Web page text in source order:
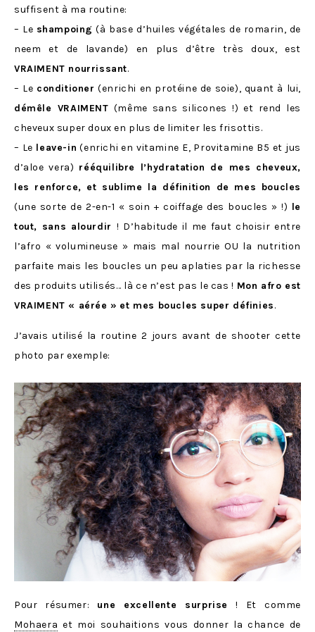
suffisent à ma routine:
– Le shampoing (à base d’huiles végétales de romarin, de
neem et de lavande) en plus d’être très doux, est
VRAIMENT nourrissant.
– Le conditioner (enrichi en protéine de soie), quant à lui,
démêle VRAIMENT (même sans silicones !) et rend les
cheveux super doux en plus de limiter les frisottis.
– Le leave-in (enrichi en vitamine E, Provitamine B5 et jus
d’aloe vera) rééquilibre l’hydratation de mes cheveux,
les renforce, et sublime la définition de mes boucles
(une sorte de 2-en-1 « soin + coiffage des boucles » !) le
tout, sans alourdir ! D’habitude il me faut choisir entre
l’afro « volumineuse » mais mal nourrie OU la nutrition
parfaite mais les boucles un peu aplaties par la richesse
des produits utilisés… là ce n’est pas le cas ! Mon afro est
VRAIMENT « aérée » et mes boucles super définies.
J’avais utilisé la routine 2 jours avant de shooter cette
photo par exemple:
Pour résumer: une excellente surprise
! Et comme
Mohaera et moi souhaitions vous donner la chance de